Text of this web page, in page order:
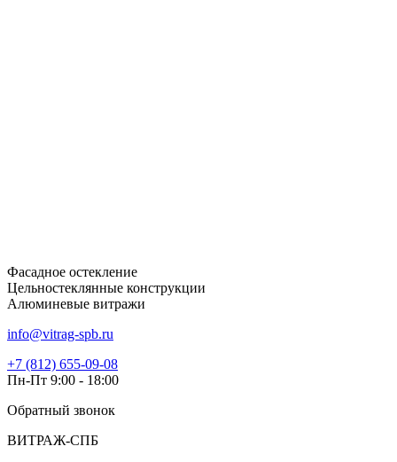
Фасадное остекление
Цельностеклянные конструкции
Алюминевые витражи
info@vitrag-spb.ru
+7 (812) 655-09-08
Пн-Пт 9:00 - 18:00
Обратный звонок
ВИТРАЖ-СПБ